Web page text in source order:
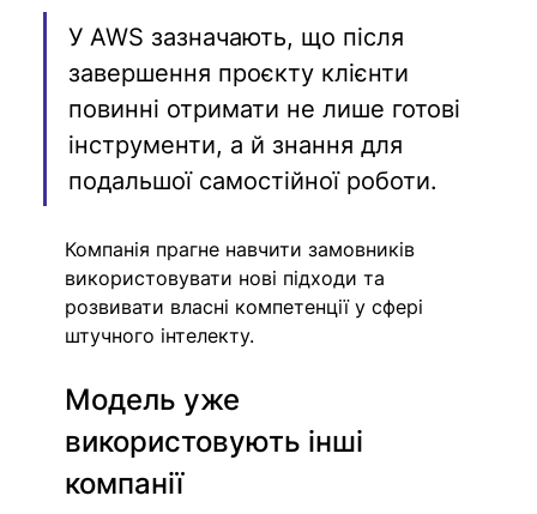
У AWS зазначають, що після
завершення проєкту клієнти
повинні отримати не лише готові
інструменти, а й знання для
подальшої самостійної роботи.
Компанія прагне навчити замовників
використовувати нові підходи та
розвивати власні компетенції у сфері
штучного інтелекту.
Модель уже
використовують інші
компанії